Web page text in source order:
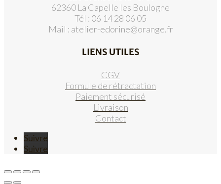
62360 La Capelle les Boulogne
Tél : 06 14 28 06 05
Mail : atelier-edorine@orange.fr
LIENS UTILES
CGV
Formule de rétractation
Paiement sécurisé
Livraison
Contact
Suivre
Suivre